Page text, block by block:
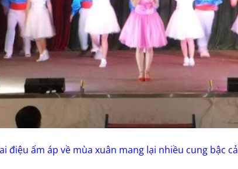
điệu ấm áp về mùa xuân mang lại nhiều cung bậc